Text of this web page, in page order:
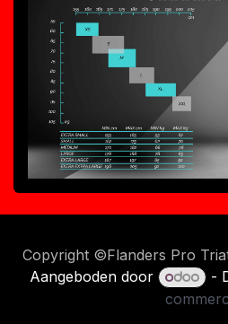
Copyright ©Flanders Pro
Aangeboden door -